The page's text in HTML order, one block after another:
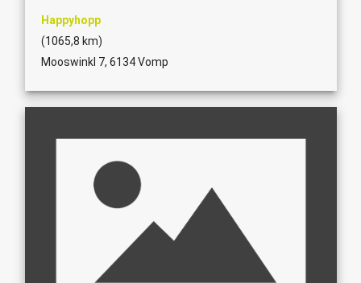
Happyhopp
(1065,8 km)
Mooswinkl 7, 6134 Vomp